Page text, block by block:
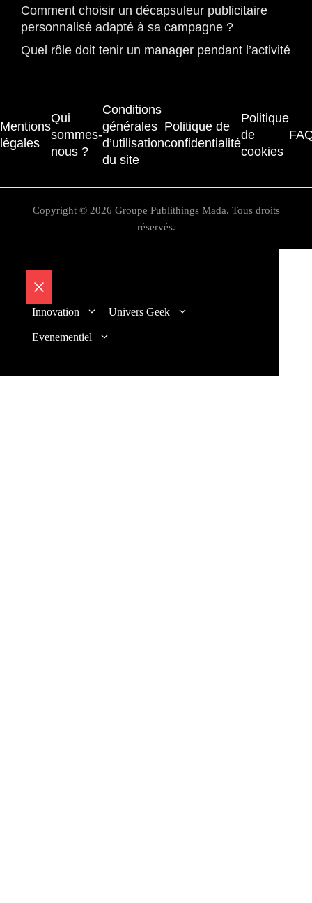
Comment choisir un décapsuleur publicitaire
personnalisé adapté à sa campagne ?
Quel rôle doit tenir un manager pendant l’activité
Mentions
légales
Qui
sommes-
nous ?
Conditions
générales
d’utilisation
du site
Politique de
confidentialité
Politique
de
cookies
Copyright © 2026 Groupe Publithings Mada. Tous droits
réservés.
Fermer
Innovation Univers Geek
Evenementiel